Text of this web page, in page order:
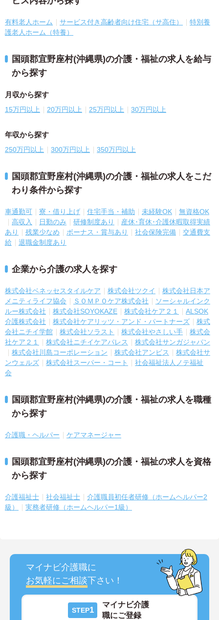
有料老人ホーム サービス付き高齢者向け住宅（サ高住）
特別養
護老人ホーム（特養）
国頭郡宜野座村(沖縄県)の介護・福祉の求人を給与
から探す
月収から探す
15万円以上 20万円以上 25万円以上 30万円以上
年収から探す
250万円以上 300万円以上 350万円以上
国頭郡宜野座村(沖縄県)の介護・福祉の求人をこだ
わり条件から探す
車通勤可 寮・借り上げ 住宅手当・補助 未経験OK
無資格OK
高収入
日勤のみ 研修制度あり
産休･育休･介護休暇取得実績
あり
残業少なめ ボーナス・賞与あり 社会保険完備
交通費支
給
退職金制度あり
企業から介護の求人を探す
株式会社ベネッセスタイルケア 株式会社ツクイ
株式会社日本ア
メニティライフ協会
ＳＯＭＰＯケア株式会社
ソーシャルインク
ルー株式会社
株式会社SOYOKAZE 株式会社ケア２１
ALSOK
介護株式会社
株式会社ケアリッツ・アンド・パートナーズ
株式
会社ニチイ学館
株式会社ソラスト 株式会社やさしい手
株式会
社ケア２１
株式会社ニチイケアパレス
株式会社サンガジャパン
株式会社川島コーポレーション
株式会社アンビス
株式会社サ
ンウェルズ
株式会社スーパー・コート
社会福祉法人ノテ福祉
会
国頭郡宜野座村(沖縄県)の介護・福祉の求人を職種
から探す
介護職・ヘルパー ケアマネージャー
国頭郡宜野座村(沖縄県)の介護・福祉の求人を資格
から探す
介護福祉士 社会福祉士
介護職員初任者研修（ホームヘルパー2
級）
実務者研修（ホームヘルパー1級）
マイナビ介護職に
お気軽にご相談下さい！
STEP1
マイナビ介護
職にご登録